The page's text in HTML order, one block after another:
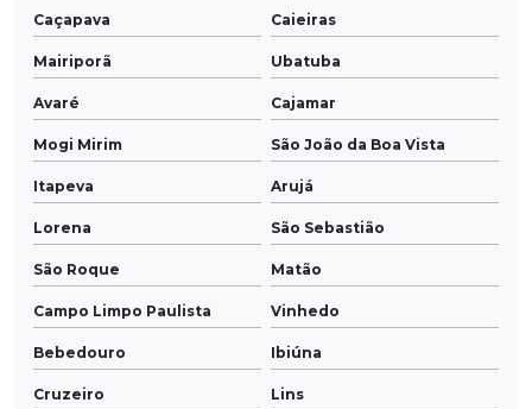
Caçapava Caieiras
Mairiporã Ubatuba
Avaré Cajamar
Mogi Mirim São João da Boa Vista
Itapeva Arujá
Lorena São Sebastião
São Roque Matão
Campo Limpo Paulista Vinhedo
Bebedouro Ibiúna
Cruzeiro Lins